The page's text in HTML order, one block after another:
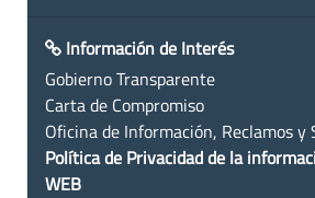
Información de Interés
Gobierno Transparente
Carta de Compromiso
Oficina de Información, Reclamos y
Política de Privacidad de la
WEB